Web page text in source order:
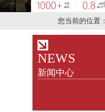
您当前的位置：
NEWS
新闻中心